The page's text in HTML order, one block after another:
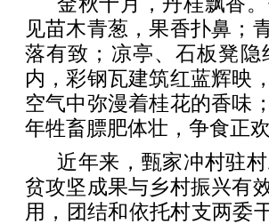
见苗木青葱，果香扑鼻；
落有致；凉亭、石板凳
内，彩钢瓦建筑红蓝辉映
空气中弥漫着桂花的香味
年牲畜膘肥体壮，争食正
近年来，甄家冲村驻
贫攻坚成果与乡村振兴有
用，团结和依托村支两委